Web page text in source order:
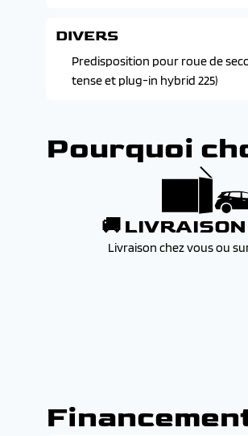
DIVERS
Predisposition pour roue de
tense et plug-in hybrid 225)
Pourquoi
🚚
Livraison chez vous ou